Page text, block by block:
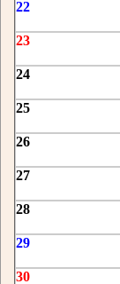
22
23
24
25
26
27
28
29
30